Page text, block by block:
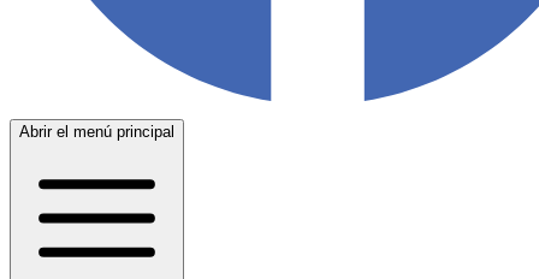
Abrir el menú principal